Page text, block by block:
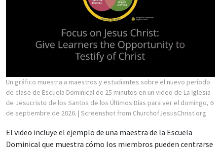
Un gráfico muestra a maestros y estudiantes sobre el nuevo período
de clase de Escuela Dominical de 25 minutos en un video de La Iglesia
de Jesucristo de los Santos de los Últimos Días para ver el domingo, 6
de septiembre de 2026. | Screenshot from ChurchofJesusChrist.org
El video incluye el ejemplo de una maestra de la Escuela
Dominical que muestra cómo los miembros pueden centrarse